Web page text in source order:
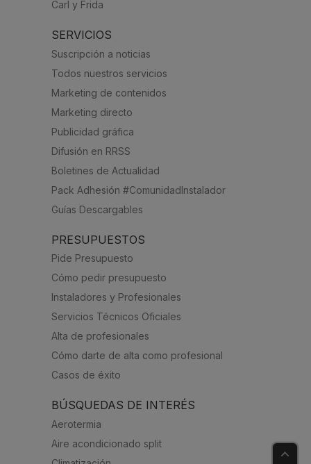
Carl y Frida
SERVICIOS
Suscripción a noticias
Todos nuestros servicios
Marketing de contenidos
Marketing directo
Publicidad gráfica
Difusión en RRSS
Boletines de Actualidad
Pack Adhesión #ComunidadInstalador
Guías Descargables
PRESUPUESTOS
Pide Presupuesto
Cómo pedir presupuesto
Instaladores y Profesionales
Servicios Técnicos Oficiales
Alta de profesionales
Cómo darte de alta como profesional
Casos de éxito
BÚSQUEDAS DE INTERÉS
Aerotermia
Aire acondicionado split